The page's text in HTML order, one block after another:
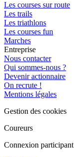
Les courses sur route
Les trails
Les triathlons
Les courses fun
Marches
Entreprise
Nous contacter
Qui sommes-nous ?
Devenir actionnaire
On recrute !
Mentions légales
Gestion des cookies
Coureurs
Connexion participant